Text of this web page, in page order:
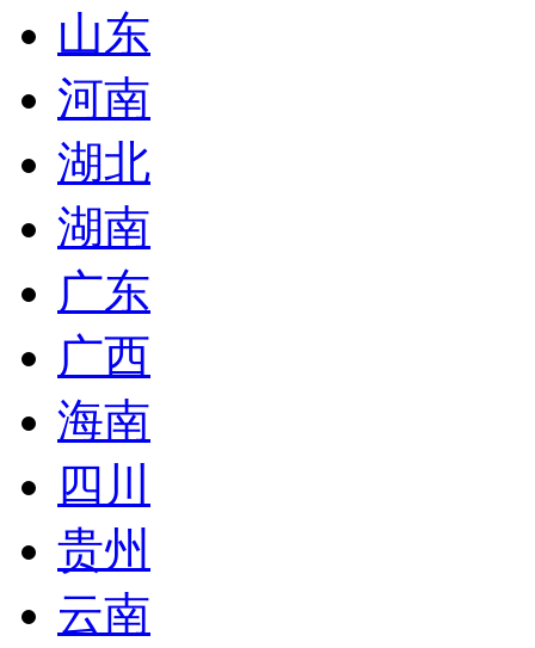
山东
河南
湖北
湖南
广东
广西
海南
四川
贵州
云南